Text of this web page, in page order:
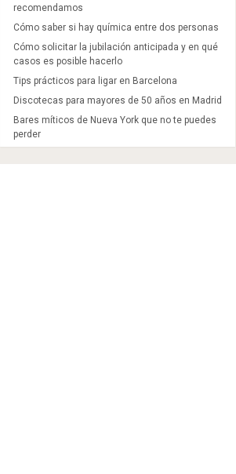
recomendamos
Cómo saber si hay química entre dos personas
Cómo solicitar la jubilación anticipada y en qué
casos es posible hacerlo
Tips prácticos para ligar en Barcelona
Discotecas para mayores de 50 años en Madrid​
Bares míticos de Nueva York que no te puedes
perder